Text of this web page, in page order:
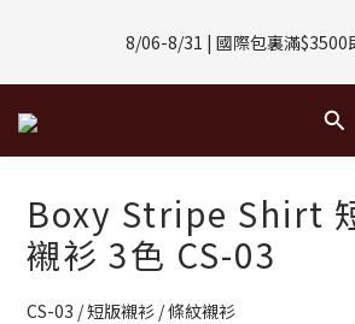
(數量有限售完不補)
8/06-8/31 | 國際包裏滿$3500
8/08-8/10 | 全館任選3件 贈
8/01-8/31 | 任選2件CUBOX正價商品 贈【
(數量有限售完不補)
Boxy Stripe Shirt
襯衫 3色 CS-03
CS-03 / 短版襯衫 / 條紋襯衫